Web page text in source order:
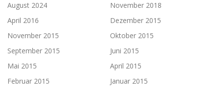
August 2024
November 2018
April 2016
Dezember 2015
November 2015
Oktober 2015
September 2015
Juni 2015
Mai 2015
April 2015
Februar 2015
Januar 2015